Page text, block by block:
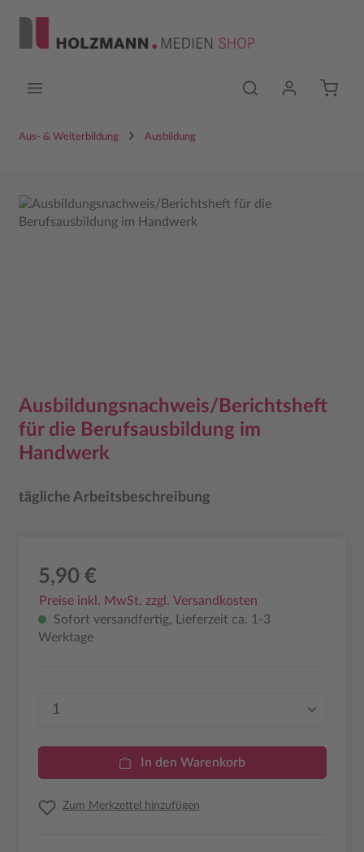
Aus- & Weiterbildung Ausbildung
Bildergalerie überspringen
Ausbildungsnachweis/Berichtsheft
für die Berufsausbildung im
Handwerk
tägliche Arbeitsbeschreibung
5,90 €
Preise inkl. MwSt. zzgl. Versandkosten
Sofort versandfertig, Lieferzeit ca. 1-3
Werktage
Produkt Anzahl: Gib den gewünschten
In den Warenkorb
Zum Merkzettel hinzufügen